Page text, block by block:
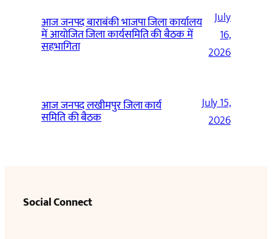
आज जनपद बाराबंकी भाजपा जिला कार्यालय
में आयोजित जिला कार्यसमिति की बैठक में
सहभागिता
July
16,
2026
आज जनपद लखीमपुर जिला कार्य
समिति की बैठक
July 15,
2026
Social Connect